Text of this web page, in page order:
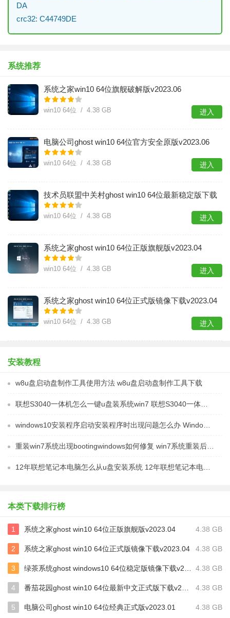
DA
crc32: C44749DE
系统推荐
系统之家win10 64位旗舰破解版v2023.06
win10 64位 / 4.38 GB 进入
电脑公司ghost win10 64位官方安全原版v2023.06
win10 64位 / 4.38 GB 进入
​技术员联盟中关村ghost win10 64位最新稳定版下载
v2023.04
win10 64位 / 4.38 GB 进入
系统之家ghost win10 64位正版旗舰版v2023.04
win10 64位 / 4.38 GB 进入
系统之家ghost win10 64位正式版镜像下载v2023.04
win10 64位 / 4.38 GB 进入
安装教程
w8u盘启动盘制作工具使用方法 w8u盘启动盘制作工具下载
本类下载排行榜
1 系统之家ghost win10 64位正版旗舰版v2023.04 4.38 GB
2 系统之家ghost win10 64位正式版镜像下载v2023.04 4.38 GB
3 4.38 GB
4 4.38 GB
5 电脑公司ghost win10 64位经典正式版v2023.01 4.38 GB